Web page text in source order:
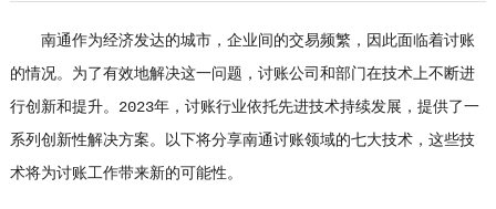
南通作为经济发达的城市，企业间的交易频繁，因此面临着讨账
的情况。为了有效地解决这一问题，讨账公司和部门在技术上不断进
行创新和提升。2023年，讨账行业依托先进技术持续发展，提供了一
系列创新性解决方案。以下将分享南通讨账领域的七大技术，这些技
术将为讨账工作带来新的可能性。